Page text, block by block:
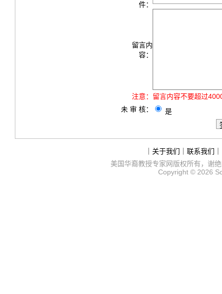
件：
留言内
容：
注意： 留言内容不要超过
未 审 核：
是
关于我们 联系我们
美国华裔教授专家网版权所有，谢
Copyright © 2026